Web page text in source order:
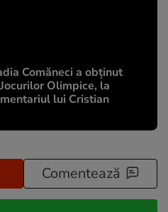
Comăneci a obţinut
Olimpice, la
lui Cristian
Comentează